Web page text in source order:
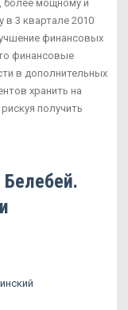
более мощному и
3 квартале 2010
финансовых
финансовые
в дополнительных
хранить на
получить